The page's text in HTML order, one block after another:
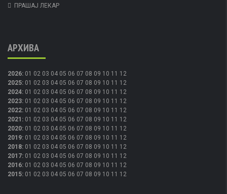
ПРАШАЈ ЛЕКАР
АРХИВА
2026: 01 02 03 04 05 06 07 08 09 10 11 12
2025: 01 02 03 04 05 06 07 08 09 10 11 12
2024: 01 02 03 04 05 06 07 08 09 10 11 12
2023: 01 02 03 04 05 06 07 08 09 10 11 12
2022: 01 02 03 04 05 06 07 08 09 10 11 12
2021 : 01 02 03 04 05 06 07 08 09 10 11 12
2020: 01 02 03 04 05 06 07 08 09 10 11 12
2019: 01 02 03 04 05 06 07 08 09 10 11 12
2018: 01 02 03 04 05 06 07 08 09 10 11 12
2017: 01 02 03 04 05 06 07 08 09 10 11 12
2016: 01 02 03 04 05 06 07 08 09 10 11 12
2015: 01 02 03 04 05 06 07 08 09 10 11 12